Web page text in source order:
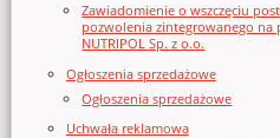
Zawiadomienie o wszczęciu
pozwolenia zintegrowanego na
NUTRIPOL Sp. z o.o.
Ogłoszenia sprzedażowe
Ogłoszenia sprzedażowe
Uchwała reklamowa